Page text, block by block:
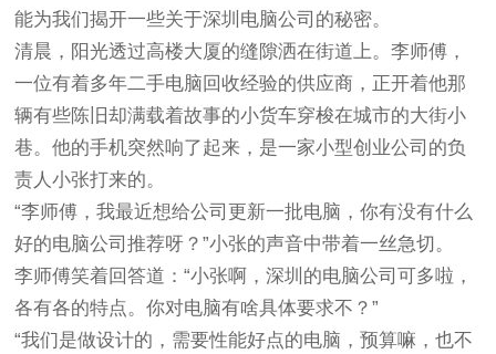
能为我们揭开一些关于深圳电脑公司的秘密。
清晨，阳光透过高楼大厦的缝隙洒在街道上。李师傅，
一位有着多年二手电脑回收经验的供应商，正开着他那
辆有些陈旧却满载着故事的小货车穿梭在城市的大街小
巷。他的手机突然响了起来，是一家小型创业公司的负
责人小张打来的。
“李师傅，我最近想给公司更新一批电脑，你有没有什么
好的电脑公司推荐呀？”小张的声音中带着一丝急切。
李师傅笑着回答道：“小张啊，深圳的电脑公司可多啦，
各有各的特点。你对电脑有啥具体要求不？”
“我们是做设计的，需要性能好点的电脑，预算嘛，也不